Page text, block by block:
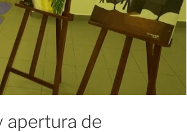
apertura de